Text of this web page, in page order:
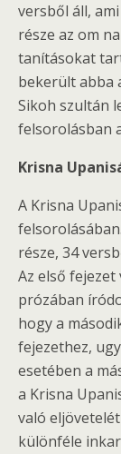
versből áll,
része az om
tanításokat
bekerült abba
Sikoh szultán
felsorolásban
Krisna
A Krisna
része, 34
Az első
prózában
hogy a
fejezethez,
esetében a
a Krisna
való
különféle